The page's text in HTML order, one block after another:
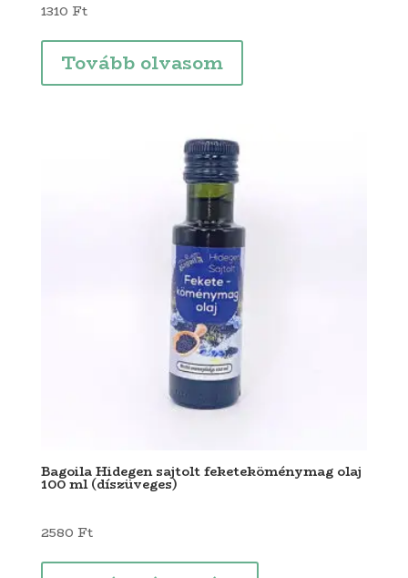
1310 Ft
Tovább olvasom
Bagoila Hidegen sajtolt feketeköménymag olaj
100 ml (díszüveges)
2580 Ft